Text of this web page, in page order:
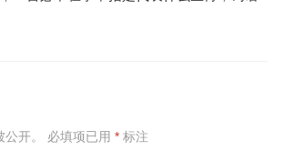
开。 必填项已用 *标注